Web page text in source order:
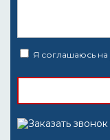
Я соглашаюсь на